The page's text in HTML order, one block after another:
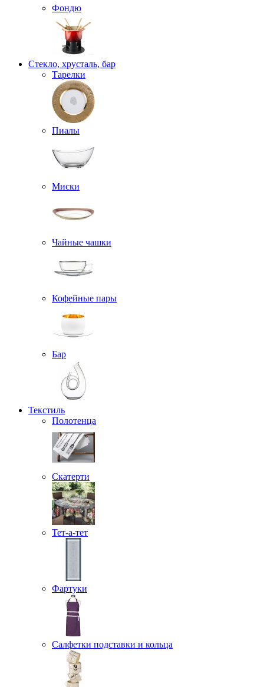
Фондю
Стекло, хрусталь, бар
Тарелки
Пиалы
Миски
Чайные чашки
Кофейные пары
Бар
Текстиль
Полотенца
Скатерти
Тет-а-тет
Фартуки
Салфетки подставки и кольца